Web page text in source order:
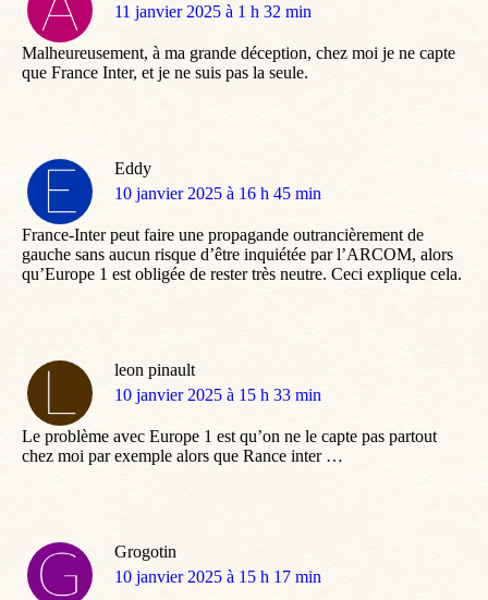
dit
11 janvier 2025 à 1 h 32 min
Malheureusement, à ma grande déception, chez moi je ne capte
que France Inter, et je ne suis pas la seule.
Eddy
dit
10 janvier 2025 à 16 h 45 min
France-Inter peut faire une propagande outrancièrement de
gauche sans aucun risque d’être inquiétée par l’ARCOM, alors
qu’Europe 1 est obligée de rester très neutre. Ceci explique cela.
leon pinault
dit
10 janvier 2025 à 15 h 33 min
Le problème avec Europe 1 est qu’on ne le capte pas partout
chez moi par exemple alors que Rance inter …
Grogotin
dit
10 janvier 2025 à 15 h 17 min